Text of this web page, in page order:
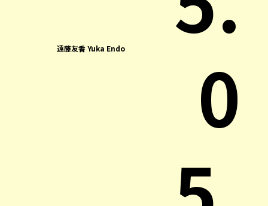
遠藤友香 Yuka Endo
0